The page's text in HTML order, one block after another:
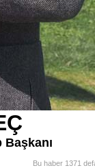
Bu haber 1371